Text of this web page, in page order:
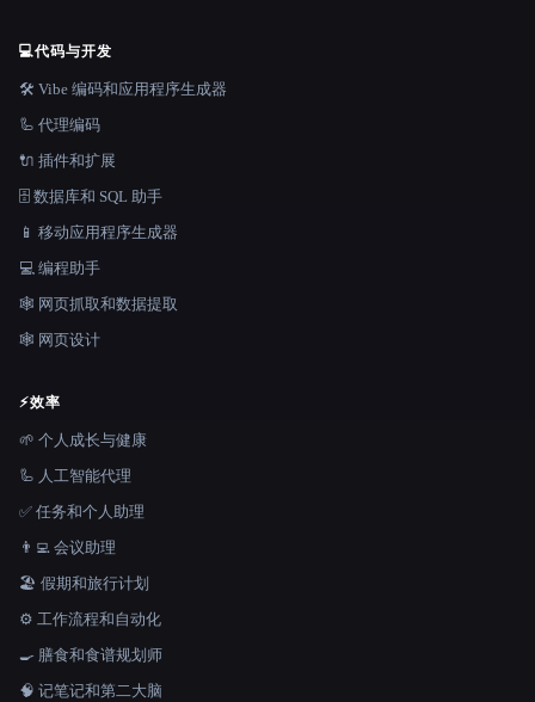
💻代码与开发
🛠️ Vibe 编码和应用程序生成器
🦾 代理编码
🔌 插件和扩展
🗄️ 数据库和 SQL 助手
📱 移动应用程序生成器
💻 编程助手
🕸️ 网页抓取和数据提取
🕸 网页设计
⚡效率
🌱 个人成长与健康
🦾 人工智能代理
✅ 任务和个人助理
👨‍💻 会议助理
🏖 假期和旅行计划
⚙️ 工作流程和自动化
🍳 膳食和食谱规划师
🧠 记笔记和第二大脑